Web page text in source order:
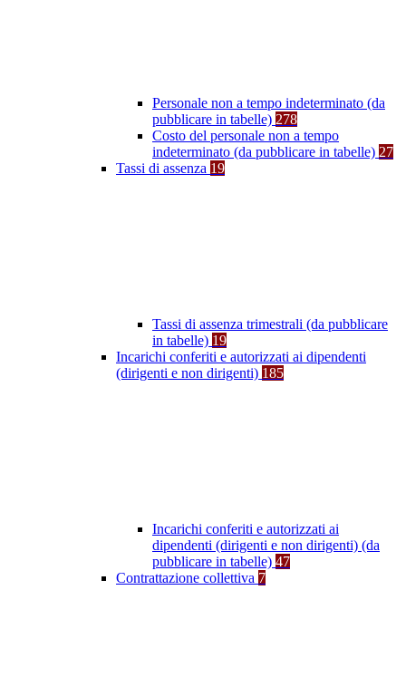
Personale non a tempo indeterminato (da
pubblicare in tabelle) 278
Costo del personale non a tempo
indeterminato (da pubblicare in tabelle) 27
Tassi di assenza 19
Tassi di assenza trimestrali (da pubblicare
in tabelle) 19
Incarichi conferiti e autorizzati ai dipendenti
(dirigenti e non dirigenti) 185
Incarichi conferiti e autorizzati ai
dipendenti (dirigenti e non dirigenti) (da
pubblicare in tabelle) 47
Contrattazione collettiva 7